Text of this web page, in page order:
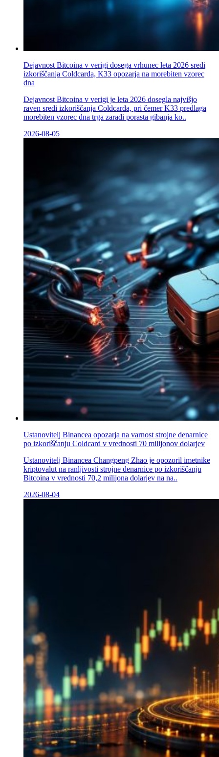
Dejavnost Bitcoina v verigi dosega vrhunec leta 2026 sredi
izkoriščanja Coldcarda, K33 opozarja na morebiten vzorec
dna
Dejavnost Bitcoina v verigi je leta 2026 dosegla najvišjo
raven sredi izkoriščanja Coldcarda, pri čemer K33 predlaga
morebiten vzorec dna trga zaradi porasta gibanja ko..
2026-08-05
Ustanovitelj Binancea opozarja na varnost strojne denarnice
po izkoriščanju Coldcard v vrednosti 70 milijonov dolarjev
Ustanovitelj Binancea Changpeng Zhao je opozoril imetnike
kriptovalut na ranljivosti strojne denarnice po izkoriščanju
Bitcoina v vrednosti 70,2 milijona dolarjev na na..
2026-08-04